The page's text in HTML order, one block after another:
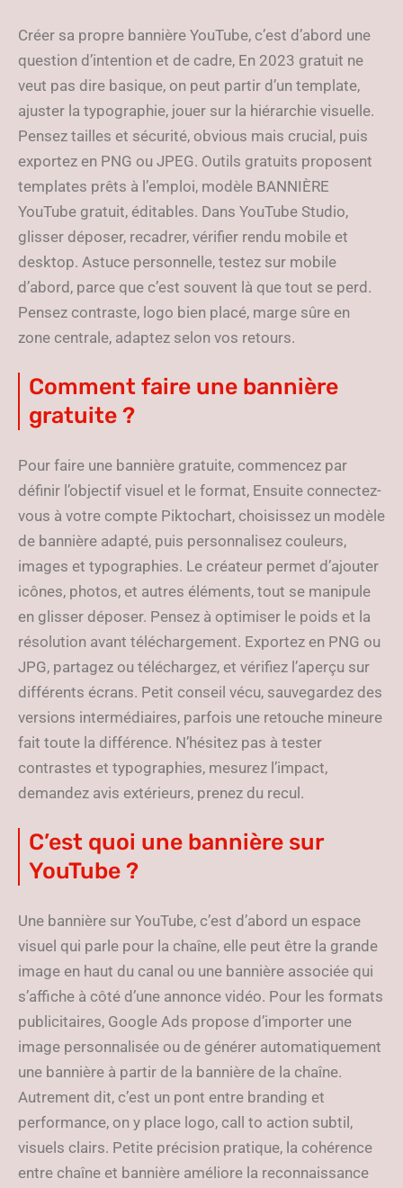
Créer sa propre bannière YouTube, c’est d’abord une
question d’intention et de cadre, En 2023 gratuit ne
veut pas dire basique, on peut partir d’un template,
ajuster la typographie, jouer sur la hiérarchie visuelle.
Pensez tailles et sécurité, obvious mais crucial, puis
exportez en PNG ou JPEG. Outils gratuits proposent
templates prêts à l’emploi, modèle BANNIÈRE
YouTube gratuit, éditables. Dans YouTube Studio,
glisser déposer, recadrer, vérifier rendu mobile et
desktop. Astuce personnelle, testez sur mobile
d’abord, parce que c’est souvent là que tout se perd.
Pensez contraste, logo bien placé, marge sûre en
zone centrale, adaptez selon vos retours.
Comment faire une bannière
gratuite ?
Pour faire une bannière gratuite, commencez par
définir l’objectif visuel et le format, Ensuite connectez-
vous à votre compte Piktochart, choisissez un modèle
de bannière adapté, puis personnalisez couleurs,
images et typographies. Le créateur permet d’ajouter
icônes, photos, et autres éléments, tout se manipule
en glisser déposer. Pensez à optimiser le poids et la
résolution avant téléchargement. Exportez en PNG ou
JPG, partagez ou téléchargez, et vérifiez l’aperçu sur
différents écrans. Petit conseil vécu, sauvegardez des
versions intermédiaires, parfois une retouche mineure
fait toute la différence. N’hésitez pas à tester
contrastes et typographies, mesurez l’impact,
demandez avis extérieurs, prenez du recul.
C’est quoi une bannière sur
YouTube ?
Une bannière sur YouTube, c’est d’abord un espace
visuel qui parle pour la chaîne, elle peut être la grande
image en haut du canal ou une bannière associée qui
s’affiche à côté d’une annonce vidéo. Pour les formats
publicitaires, Google Ads propose d’importer une
image personnalisée ou de générer automatiquement
une bannière à partir de la bannière de la chaîne.
Autrement dit, c’est un pont entre branding et
performance, on y place logo, call to action subtil,
visuels clairs. Petite précision pratique, la cohérence
entre chaîne et bannière améliore la reconnaissance